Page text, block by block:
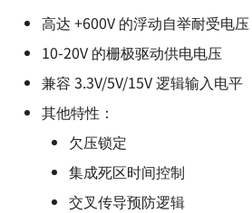
高达 +600V 的浮动自举耐受电压
10-20V 的栅极驱动供电电压
兼容 3.3V/5V/15V 逻辑输入电平
其他特性：
欠压锁定
集成死区时间控制
交叉传导预防逻辑